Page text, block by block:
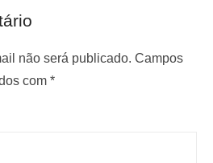
não será publicado. Campos
com *